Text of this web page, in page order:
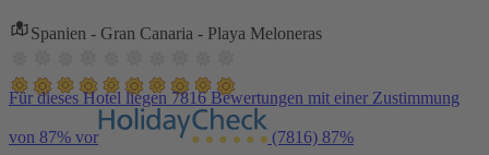
Spanien - Gran Canaria - Playa Meloneras
Für dieses Hotel liegen 7816 Bewertungen mit einer Zustimmung
von 87% vor (7816) 87%